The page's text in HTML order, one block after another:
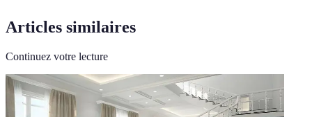
Articles similaires
Continuez votre lecture